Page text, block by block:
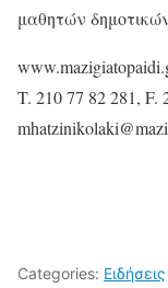
μαθητών
T. 210 77 82 281, F.
Categories: Ειδήσεις